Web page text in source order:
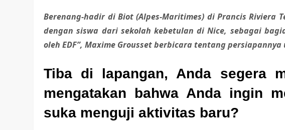
Berenang-hadir di Biot (Alpes-Maritimes) di Prancis Riviera
dengan siswa dari sekolah kebetulan di Nice, sebagai
oleh EDF”, Maxime Grousset berbicara tentang
Tiba di lapangan, Anda segera
mengatakan bahwa Anda ingin
suka menguji aktivitas baru?